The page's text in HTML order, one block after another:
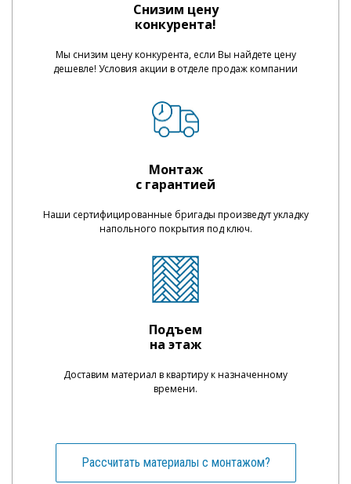
Снизим цену
конкурента!
Мы снизим цену конкурента, если Вы найдете цену
дешевле! Условия акции в отделе продаж компании
Монтаж
с гарантией
Наши сертифицированные бригады произведут укладку
напольного покрытия под ключ.
Подъем
на этаж
Доставим материал в квартиру к назначенному
времени.
Рассчитать материалы с монтажом?